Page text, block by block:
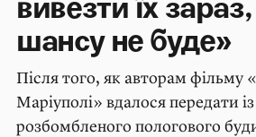
вивезти їх
шансу не буде»
Після того, як авторам фільму
Маріуполі» вдалося передати
розбомбленого пологового